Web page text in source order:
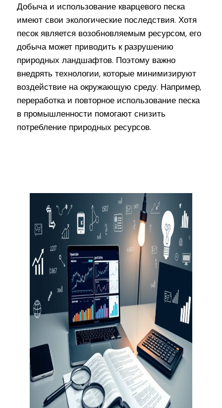
Добыча и использование кварцевого песка
имеют свои экологические последствия. Хотя
песок является возобновляемым ресурсом, его
добыча может приводить к разрушению
природных ландшафтов. Поэтому важно
внедрять технологии, которые минимизируют
воздействие на окружающую среду. Например,
переработка и повторное использование песка
в промышленности помогают снизить
потребление природных ресурсов.